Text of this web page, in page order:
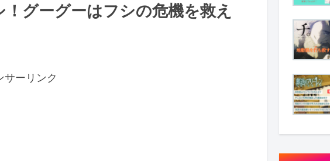
グーグーはフシの危機を救え
サーリンク